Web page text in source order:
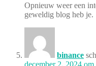
Opnieuw weer een
geweldig blog heb je.
binance
december 2, 2024 om